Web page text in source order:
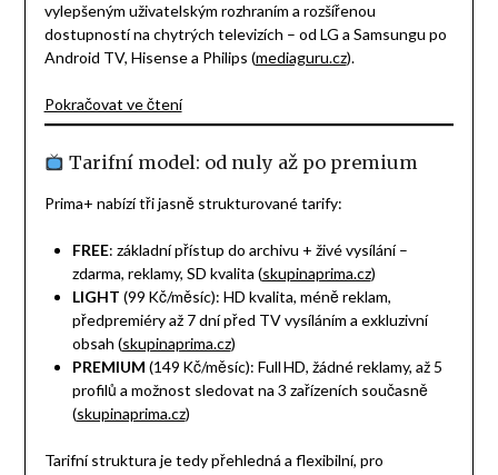
vylepšeným uživatelským rozhraním a rozšířenou
dostupností na chytrých televizích – od LG a Samsungu po
Android TV, Hisense a Philips (mediaguru.cz).
Pokračovat ve čtení:
Prima+
alternativa
k
Tarifní model: od nuly až po premium
Prima+ nabízí tři jasně strukturované tarify:
FREE: základní přístup do archivu + živé vysílání –
zdarma, reklamy, SD kvalita (skupinaprima.cz)
LIGHT (99 Kč/měsíc): HD kvalita, méně reklam,
předpremiéry až 7 dní před TV vysíláním a exkluzivní
obsah (skupinaprima.cz)
PREMIUM (149 Kč/měsíc): Full HD, žádné reklamy, až 5
profilů a možnost sledovat na 3 zařízeních současně
(skupinaprima.cz)
Tarifní struktura je tedy přehledná a flexibilní, pro